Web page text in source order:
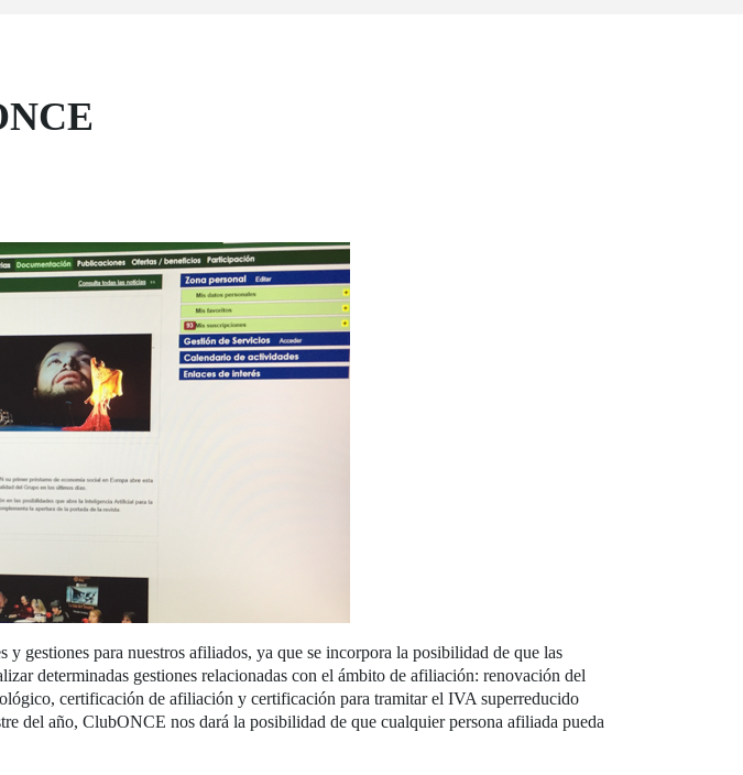
gestiones para nuestros afiliados, ya que se incorpora la posibilidad de que las
determinadas gestiones relacionadas con el ámbito de afiliación: renovación del
certificación de afiliación y certificación para tramitar el IVA superreducido
del año, ClubONCE nos dará la posibilidad de que cualquier persona afiliada pueda